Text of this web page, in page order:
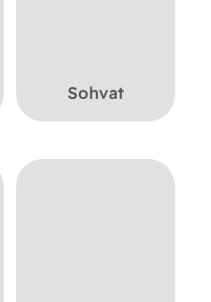
Sohvat